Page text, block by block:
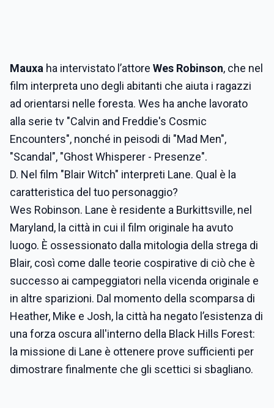
Mauxa ha intervistato l’attore Wes Robinson, che nel
film interpreta uno degli abitanti che aiuta i ragazzi
ad orientarsi nelle foresta. Wes ha anche lavorato
alla serie tv "Calvin and Freddie's Cosmic
Encounters", nonché in peisodi di "Mad Men",
"Scandal", "Ghost Whisperer - Presenze".
D. Nel film "Blair Witch" interpreti Lane. Qual è la
caratteristica del tuo personaggio?
Wes Robinson. Lane è residente a Burkittsville, nel
Maryland, la città in cui il film originale ha avuto
luogo. È ossessionato dalla mitologia della strega di
Blair, così come dalle teorie cospirative di ciò che è
successo ai campeggiatori nella vicenda originale e
in altre sparizioni. Dal momento della scomparsa di
Heather, Mike e Josh, la città ha negato l’esistenza di
una forza oscura all'interno della Black Hills Forest:
la missione di Lane è ottenere prove sufficienti per
dimostrare finalmente che gli scettici si sbagliano.